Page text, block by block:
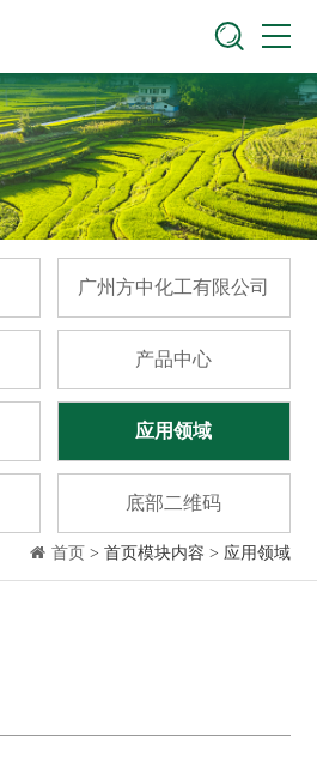
广州方中化工有限公司
产品中心
应用领域
底部二维码
首页 > 首页模块内容 > 应用领域